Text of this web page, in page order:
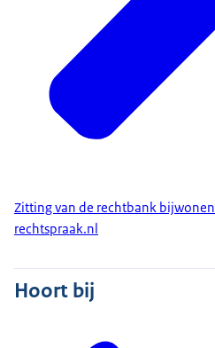
Zitting van de rechtbank bijwonen
rechtspraak.nl
Hoort bij